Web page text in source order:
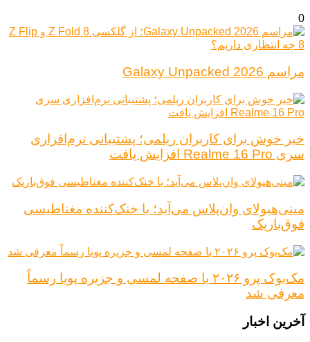
0
مراسم Galaxy Unpacked 2026
خبر خوش برای کاربران ریلمی؛ پشتیبانی نرم‌افزاری
سری Realme 16 Pro افزایش یافت
مینی‌هیولای وان‌پلاس می‌آید؛ با خنک‌کننده مغناطیسی
فوق‌باریک
مک‌بوک پرو ۲۰۲۶ با صفحه لمسی و جزیره پویا رسماً
معرفی شد
آخرین اخبار